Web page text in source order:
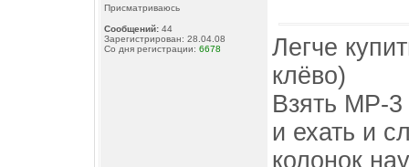
Присматриваюсь
Сообщений: 44
Зарегистрирован: 28.04.08
Со дня регистрации: 6678
Легче
клёво)
Взять MP-
и ехать и
колонок